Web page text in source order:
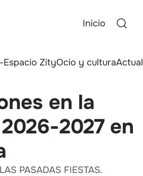
Inicio
Espacio ZityOcio y cultura
en la
2027 en
PASADAS FIESTAS.